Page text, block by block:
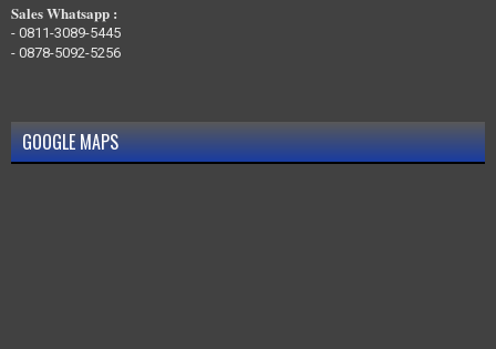
Sales Whatsapp :
- 0811-3089-5445
- 0878-5092-5256
GOOGLE MAPS